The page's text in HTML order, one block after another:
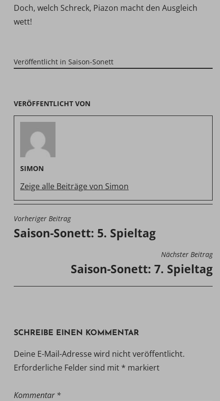
Doch, welch Schreck, Piazon macht den Ausgleich
wett!
Veröffentlicht in Saison-Sonett
VERÖFFENTLICHT VON
SIMON
Zeige alle Beiträge von Simon
BEITRAGSNAVIGATION
Vorheriger Beitrag
Saison-Sonett: 5. Spieltag
Nächster Beitrag
Saison-Sonett: 7. Spieltag
SCHREIBE EINEN KOMMENTAR
Deine E-Mail-Adresse wird nicht veröffentlicht.
Erforderliche Felder sind mit * markiert
Kommentar *